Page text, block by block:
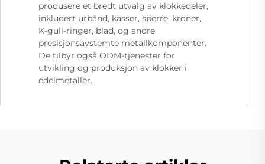
produsere et bredt utvalg av klokkedeler,
inkludert urbånd, kasser, sperre, kroner,
K-gull-ringer, blad, og andre
presisjonsavstemte metallkomponenter.
De tilbyr også ODM-tjenester for
utvikling og produksjon av klokker i
edelmetaller.